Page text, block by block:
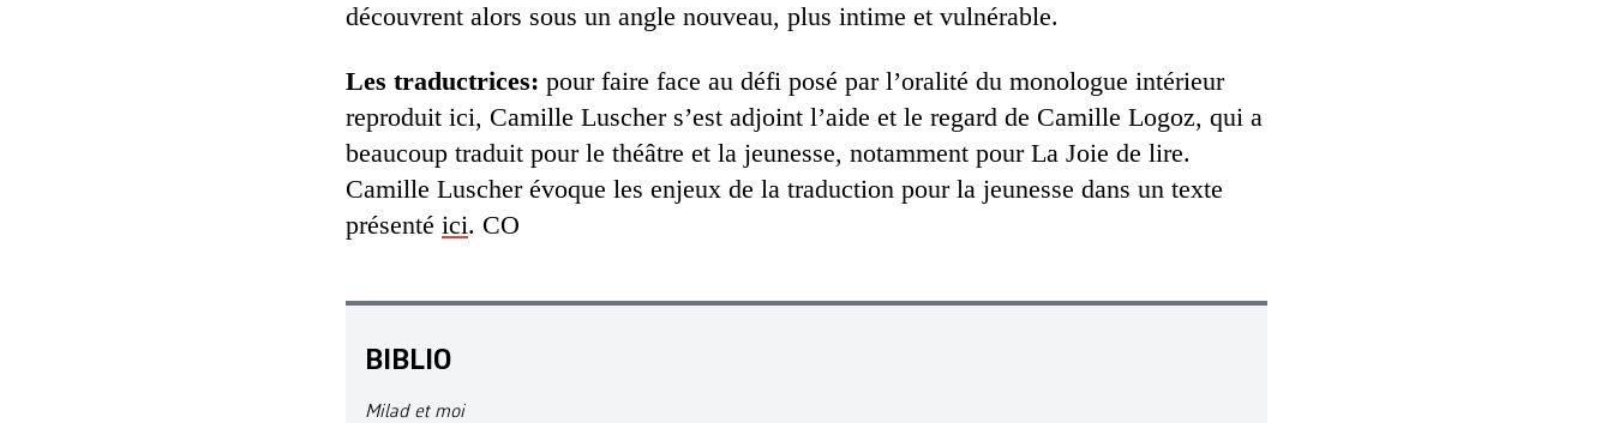
découvrent alors sous un angle nouveau, plus intime et vulnérable.
Les traductrices: pour faire face au défi posé par l’oralité du monologue intérieur
reproduit ici, Camille Luscher s’est adjoint l’aide et le regard de Camille Logoz, qui a
beaucoup traduit pour le théâtre et la jeunesse, notamment pour La Joie de lire.
Camille Luscher évoque les enjeux de la traduction pour la jeunesse dans un texte
présenté ici. CO
BIBLIO
Milad et moi